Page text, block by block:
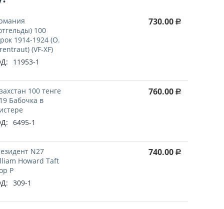
100
1914-1924 (O.
(VF-XF)
11953-1
730.00 Р
100 тенге
Бабочка в
6495-1
760.00 Р
N27
Howard Taft
P
309-1
740.00 Р